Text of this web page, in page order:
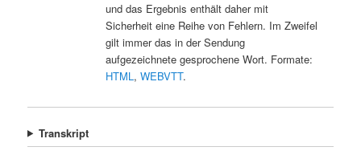
und das Ergebnis enthält daher mit
Sicherheit eine Reihe von Fehlern. Im Zweifel
gilt immer das in der Sendung
aufgezeichnete gesprochene Wort. Formate:
HTML, WEBVTT.
Transkript